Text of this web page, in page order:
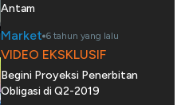
Antam
Market 6 tahun yang lalu
VIDEO EKSKLUSIF
Begini Proyeksi Penerbitan
Obligasi di Q2-2019